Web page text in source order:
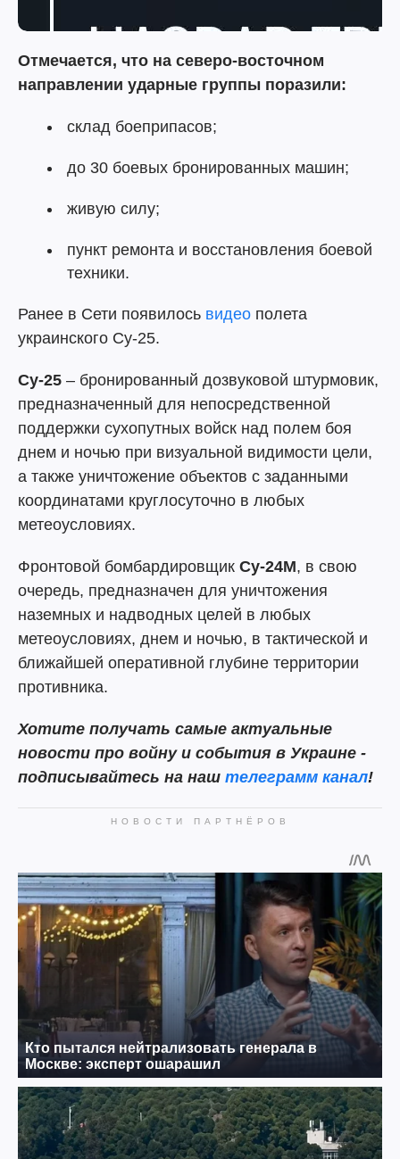
Отмечается, что на северо-восточном
направлении ударные группы поразили:
склад боеприпасов;
до 30 боевых бронированных машин;
живую силу;
пункт ремонта и восстановления боевой
техники.
Ранее в Сети появилось видео полета
украинского Су-25.
Су-25 – бронированный дозвуковой штурмовик,
предназначенный для непосредственной
поддержки сухопутных войск над полем боя
днем и ночью при визуальной видимости цели,
а также уничтожение объектов с заданными
координатами круглосуточно в любых
метеоусловиях.
Фронтовой бомбардировщик Су-24М, в свою
очередь, предназначен для уничтожения
наземных и надводных целей в любых
метеоусловиях, днем и ночью, в тактической и
ближайшей оперативной глубине территории
противника.
Хотите получать самые актуальные
новости про войну и события в Украине -
подписывайтесь на наш телеграмм канал!